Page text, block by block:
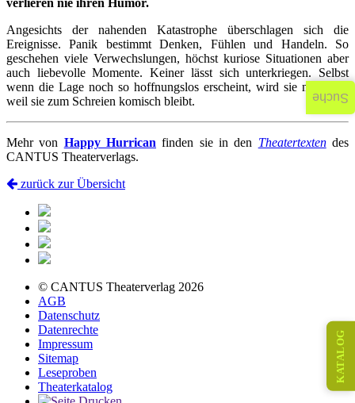
Angesichts der nahenden Katastrophe überschlagen sich die
Ereignisse. Panik bestimmt Denken, Fühlen und Handeln. So
geschehen viele Verwechslungen, höchst kuriose Situationen aber
auch liebevolle Momente. Keiner lässt sich unterkriegen. Selbst
wenn die Lage noch so hoffnungslos erscheint, wird sie nie ernst,
weil sie zum Schreien komisch bleibt.
Mehr von Happy Hurrican finden sie in den Theatertextendes
CANTUS Theaterverlags.
zurück zur Übersicht
© CANTUS Theaterverlag 2026
AGB
Datenschutz
Datenrechte
Impressum
Sitemap
Leseproben
Theaterkatalog
KATALOG
Suche